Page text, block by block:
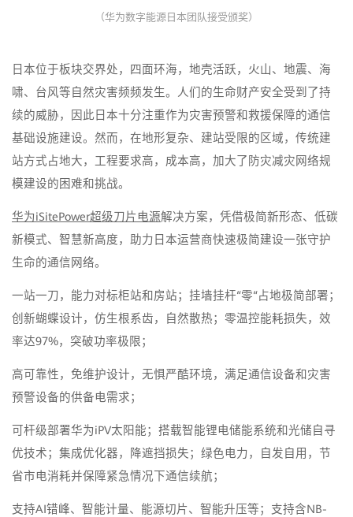
（华为数字能源日本团队接受颁奖）
日本位于板块交界处，四面环海，地壳活跃，火山、地震、海
啸、台风等自然灾害频频发生。人们的生命财产安全受到了持
续的威胁，因此日本十分注重作为灾害预警和救援保障的通信
基础设施建设。然而，在地形复杂、建站受限的区域，传统建
站方式占地大，工程要求高，成本高，加大了防灾减灾网络规
模建设的困难和挑战。
华为iSitePower超级刀片电源解决方案，凭借极简新形态、低碳
新模式、智慧新高度，助力日本运营商快速极简建设一张守护
生命的通信网络。
一站一刀，能力对标柜站和房站；挂墙挂杆“零“占地极简部署；
创新蝴蝶设计，仿生根系齿，自然散热；零温控能耗损失，效
率达97%，突破功率极限；
高可靠性，免维护设计，无惧严酷环境，满足通信设备和灾害
预警设备的供备电需求；
可杆级部署华为iPV太阳能；搭载智能锂电储能系统和光储自寻
优技术；集成优化器，降遮挡损失；绿色电力，自发自用，节
省市电消耗并保障紧急情况下通信续航；
支持AI错峰、智能计量、能源切片、智能升压等；支持含NB-